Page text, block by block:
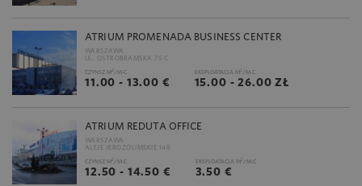
ATRIUM PROMENADA BUSINESS CENTER
WARSZAWA
UL. OSTROBRAMSKA 75 C
CZYNSZ M2 /M-C
11.00 - 13.00 €
EKSPLOATACJA M2 /M-C
15.00 - 26.00 ZŁ
ATRIUM REDUTA OFFICE
WARSZAWA
ALEJE JEROZOLIMSKIE 148
CZYNSZ M2 /M-C
12.50 - 14.50 €
EKSPLOATACJA M2 /M-C
3.50 €